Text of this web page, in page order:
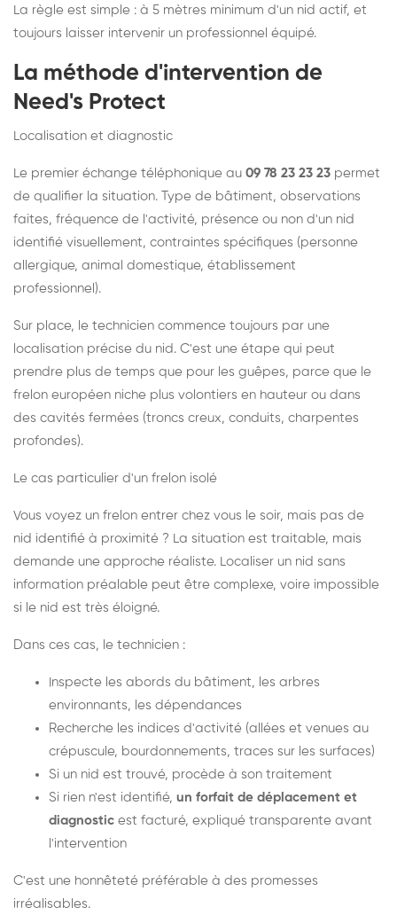
La règle est simple : à 5 mètres minimum d'un nid actif, et
toujours laisser intervenir un professionnel équipé.
La méthode d'intervention de
Need's Protect
Localisation et diagnostic
Le premier échange téléphonique au 09 78 23 23 23 permet
de qualifier la situation. Type de bâtiment, observations
faites, fréquence de l'activité, présence ou non d'un nid
identifié visuellement, contraintes spécifiques (personne
allergique, animal domestique, établissement
professionnel).
Sur place, le technicien commence toujours par une
localisation précise du nid. C'est une étape qui peut
prendre plus de temps que pour les guêpes, parce que le
frelon européen niche plus volontiers en hauteur ou dans
des cavités fermées (troncs creux, conduits, charpentes
profondes).
Le cas particulier d'un frelon isolé
Vous voyez un frelon entrer chez vous le soir, mais pas de
nid identifié à proximité ? La situation est traitable, mais
demande une approche réaliste. Localiser un nid sans
information préalable peut être complexe, voire impossible
si le nid est très éloigné.
Dans ces cas, le technicien :
Inspecte les abords du bâtiment, les arbres
environnants, les dépendances
Recherche les indices d'activité (allées et venues au
crépuscule, bourdonnements, traces sur les surfaces)
Si un nid est trouvé, procède à son traitement
Si rien n'est identifié, un forfait de déplacement et
diagnostic est facturé, expliqué transparente avant
l'intervention
C'est une honnêteté préférable à des promesses
irréalisables.